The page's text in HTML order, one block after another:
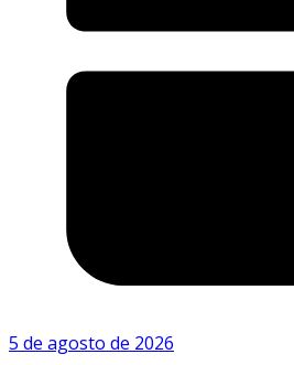
5 de agosto de 2026